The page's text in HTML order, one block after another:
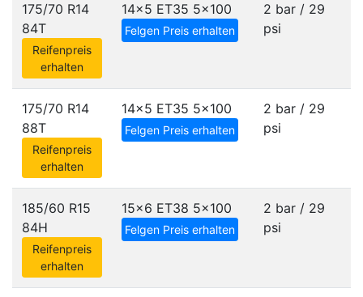
175/70 R14
84T
Reifenpreis
erhalten
14x5 ET35 5x100
Felgen Preis erhalten
2 bar / 29
psi
175/70 R14
88T
Reifenpreis
erhalten
14x5 ET35 5x100
Felgen Preis erhalten
2 bar / 29
psi
185/60 R15
84H
Reifenpreis
erhalten
15x6 ET38 5x100
Felgen Preis erhalten
2 bar / 29
psi